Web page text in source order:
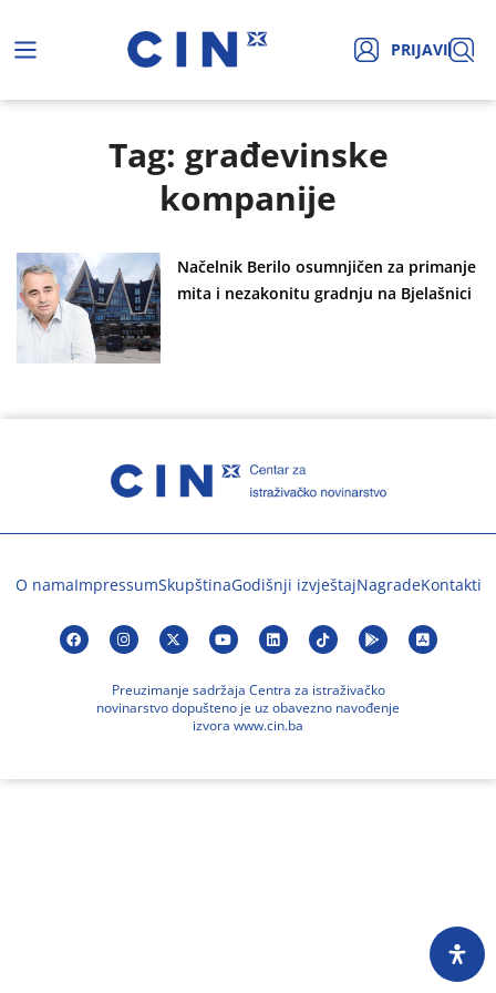
PRIJAVI
Tag: građevinske
kompanije
Načelnik Berilo osumnjičen za primanje
mita i nezakonitu gradnju na Bjelašnici
O namaImpressumSkupštinaGodišnji izvještajNagradeKontakti
Preuzimanje sadržaja Centra za istraživačko
novinarstvo dopušteno je uz obavezno navođenje
izvora www.cin.ba